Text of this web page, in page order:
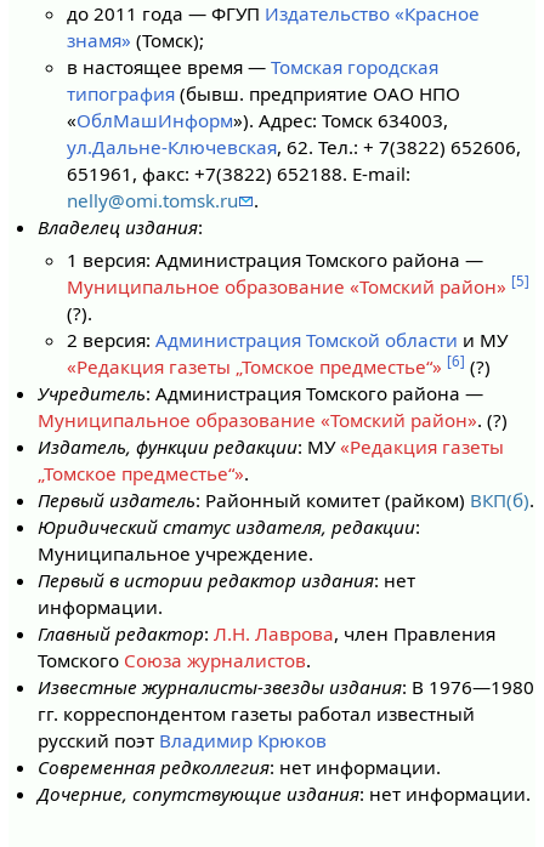
до 2011 года — ФГУП Издательство «Красное
знамя» (Томск);
в настоящее время —Томская городская
типография (бывш. предприятие ОАО НПО
«ОблМашИнформ»). Адрес: Томск 634003,
ул.Дальне-Ключевская, 62. Тел.: + 7(3822) 652606,
651961, факс: +7(3822) 652188. E-mail:
nelly@omi.tomsk.ru
.
Владелец издания:
1 версия: Администрация Томского района —
Муниципальное образование «Томский район» [5]
(?).
2 версия:Администрация Томской области и МУ
«Редакция газеты „Томское предместье“» [6] (?)
Учредитель: Администрация Томского района —
Муниципальное образование «Томский район». (?)
Издатель, функции редакции: МУ«Редакция газеты
„Томское предместье“».
Первый издатель: Районный комитет (райком) ВКП(б).
Юридический статус издателя, редакции:
Муниципальное учреждение.
Первый в истории редактор издания: нет
информации.
Главный редактор:Л.Н. Лаврова, член Правления
Томского Союза журналистов.
Известные журналисты-звезды издания: В 1976—1980
гг. корреспондентом газеты работал известный
русский поэт Владимир Крюков
Современная редколлегия: нет информации.
Дочерние, сопутствующие издания: нет информации.